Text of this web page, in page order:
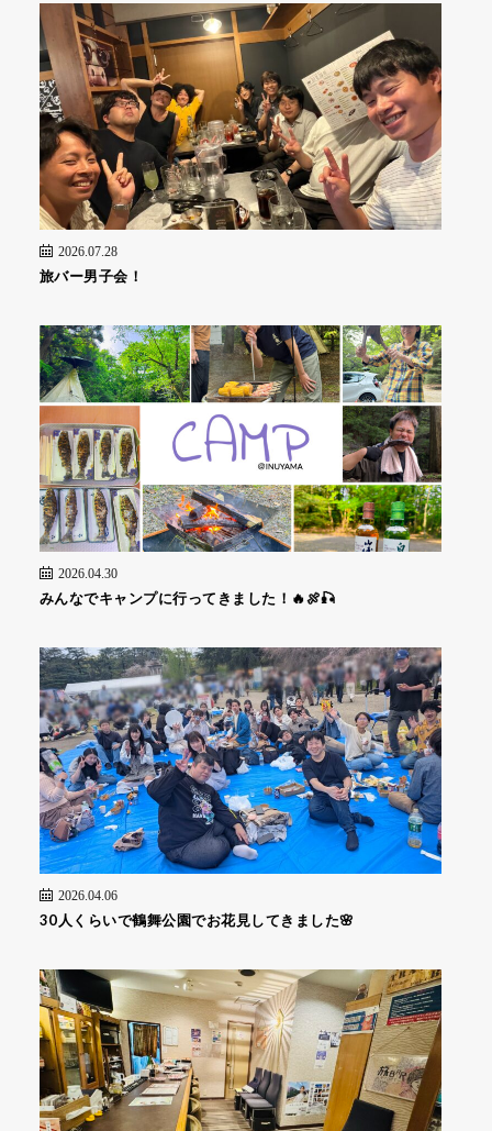
2026.07.28
旅バー男子会！
2026.04.30
みんなでキャンプに行ってきました！🔥🍖🎣
2026.04.06
30人くらいで鶴舞公園でお花見してきました🌸